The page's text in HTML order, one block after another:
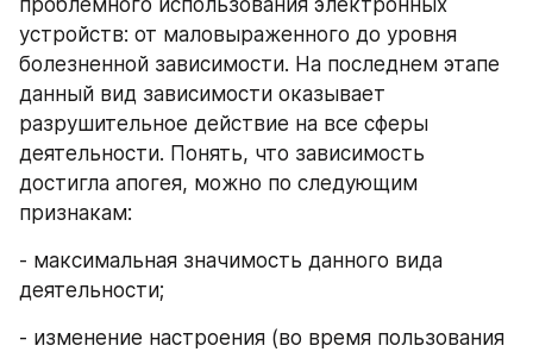
устройств: от маловыраженного до уровня
болезненной зависимости. На последнем этапе
данный вид зависимости оказывает
разрушительное действие на все сферы
деятельности. Понять, что зависимость
достигла апогея, можно по следующим
признакам:
- максимальная значимость данного вида
деятельности;
- изменение настроения (во время пользования